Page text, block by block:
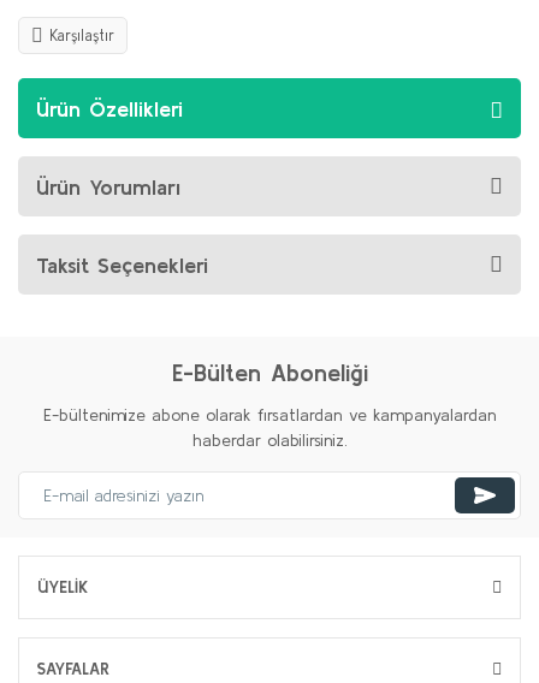
Karşılaştır
Ürün Özellikleri
Ürün Yorumları
Taksit Seçenekleri
E-Bülten Aboneliği
E-bültenimize abone olarak fırsatlardan ve kampanyalardan
haberdar olabilirsiniz.
ÜYELİK
SAYFALAR